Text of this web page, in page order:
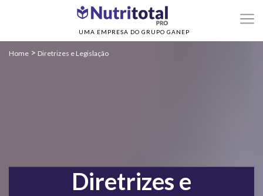
UMA EMPRESA DO GRUPO GANEP
Home > Diretrizes e Legislação
Diretrizes e